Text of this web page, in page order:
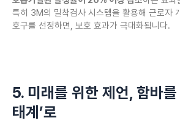
특히 3M의 밀착검사 시스템을 활용해 근로자
호구를 선정하면, 보호 효과가 극대화됩니다.
5. 미래를 위한 제언, 함바를
태계’로